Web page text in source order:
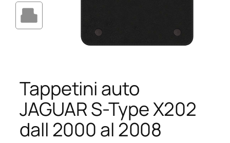
Tappetini auto
JAGUAR S-Type X202
dall 2000 al 2008